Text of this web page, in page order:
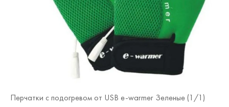
Перчатки с подогревом от USB e-warmer Зеленые (1 /1)